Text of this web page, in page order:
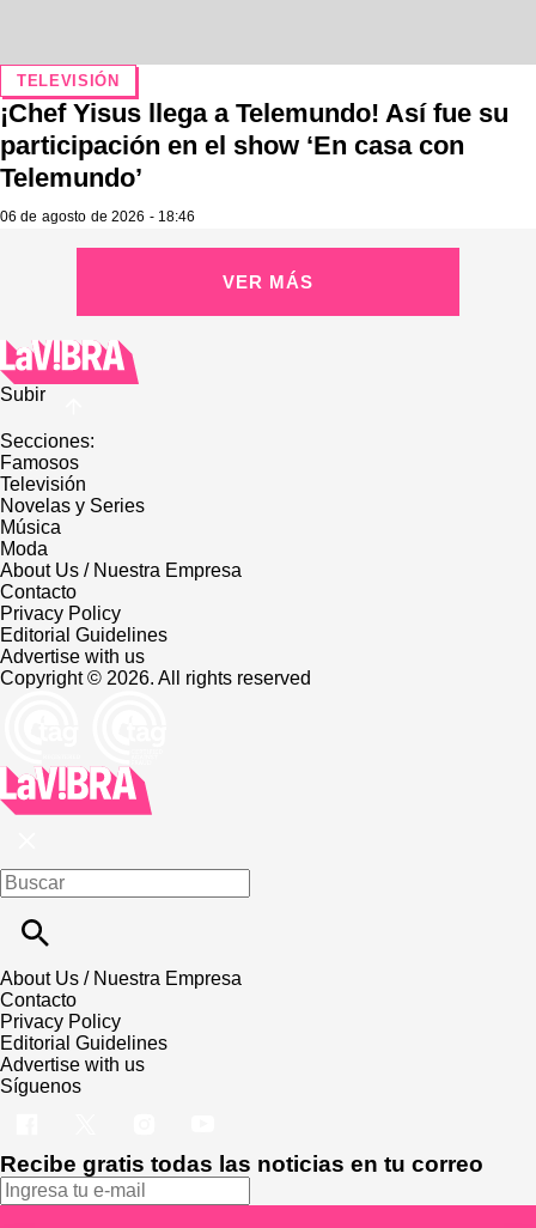
TELEVISIÓN
¡Chef Yisus llega a Telemundo! Así fue su
participación en el show ‘En casa con
Telemundo’
06 de agosto de 2026 - 18:46
VER MÁS
Subir
Secciones:
Famosos
Televisión
Novelas y Series
Música
Moda
About Us / Nuestra Empresa
Contacto
Privacy Policy
Editorial Guidelines
Advertise with us
Copyright © 2026. All rights reserved
About Us / Nuestra Empresa
Contacto
Privacy Policy
Editorial Guidelines
Advertise with us
Síguenos
Recibe gratis todas las noticias en tu correo